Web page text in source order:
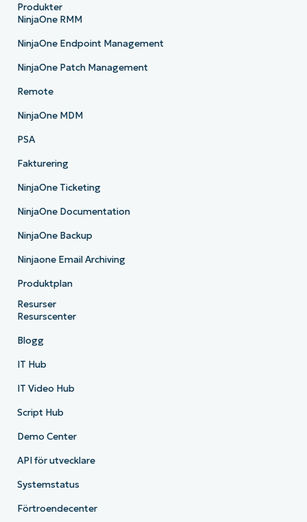
Produkter
NinjaOne RMM
NinjaOne Endpoint Management
NinjaOne Patch Management
Remote
NinjaOne MDM
PSA
Fakturering
NinjaOne Ticketing
NinjaOne Documentation
NinjaOne Backup
Ninjaone Email Archiving
Produktplan
Resurser
Resurscenter
Blogg
IT Hub
IT Video Hub
Script Hub
Demo Center
API för utvecklare
Systemstatus
Förtroendecenter